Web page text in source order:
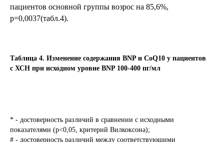
пациентов основной группы возрос на 85,6%,
р=0,0037(табл.4).
Таблица 4. Изменение содержания BNP и CoQ10 у пациентов
с ХСН при исходном уровне BNP 100-400 пг/мл
* - достоверность различий в сравнении с исходными
показателями (p<0,05, критерий Вилкоксона);
# - достоверность различий между соответствующими